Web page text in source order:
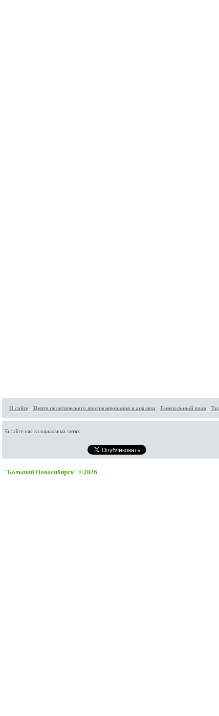
О сайте Центр политического прогнозирования и анализа Генеральный план
Читайте нас в социальных сетях
"Большой Новосибирск" ©2026